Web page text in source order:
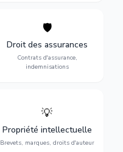
🛡️
Droit des assurances
Contrats d'assurance,
indemnisations
Défense de vos intérêts :
contrats d'assurance,
sinistres et indemnisations
optimales.
💡
Propriété intellectuelle
Brevets, marques, droits d'auteur
Protection de vos créations
d'auteur et lutte contre la
contrefaçon.